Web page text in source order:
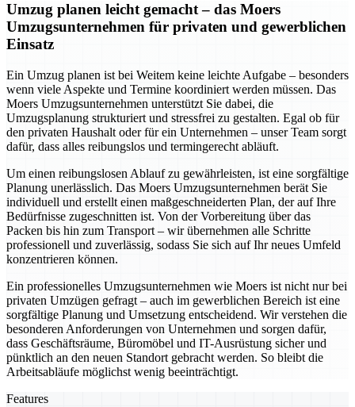
Umzug planen leicht gemacht – das Moers
Umzugsunternehmen für privaten und gewerblichen
Einsatz
Ein Umzug planen ist bei Weitem keine leichte Aufgabe – besonders
wenn viele Aspekte und Termine koordiniert werden müssen. Das
Moers Umzugsunternehmen unterstützt Sie dabei, die
Umzugsplanung strukturiert und stressfrei zu gestalten. Egal ob für
den privaten Haushalt oder für ein Unternehmen – unser Team sorgt
dafür, dass alles reibungslos und termingerecht abläuft.
Um einen reibungslosen Ablauf zu gewährleisten, ist eine sorgfältige
Planung unerlässlich. Das Moers Umzugsunternehmen berät Sie
individuell und erstellt einen maßgeschneiderten Plan, der auf Ihre
Bedürfnisse zugeschnitten ist. Von der Vorbereitung über das
Packen bis hin zum Transport – wir übernehmen alle Schritte
professionell und zuverlässig, sodass Sie sich auf Ihr neues Umfeld
konzentrieren können.
Ein professionelles Umzugsunternehmen wie Moers ist nicht nur bei
privaten Umzügen gefragt – auch im gewerblichen Bereich ist eine
sorgfältige Planung und Umsetzung entscheidend. Wir verstehen die
besonderen Anforderungen von Unternehmen und sorgen dafür,
dass Geschäftsräume, Büromöbel und IT-Ausrüstung sicher und
pünktlich an den neuen Standort gebracht werden. So bleibt die
Arbeitsabläufe möglichst wenig beeinträchtigt.
Features